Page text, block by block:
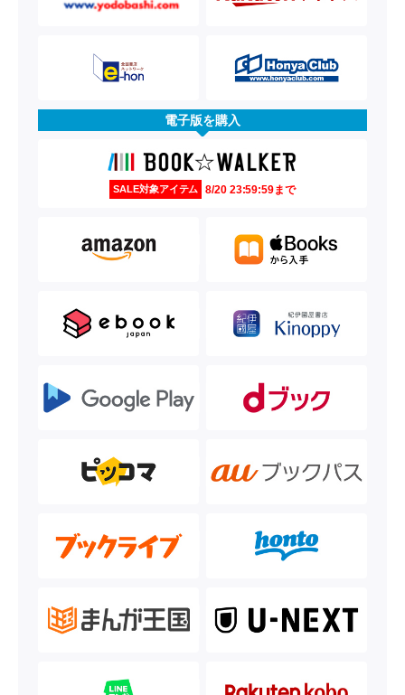
電子版を購入
SALE対象アイテム 8/20 23:59:59まで